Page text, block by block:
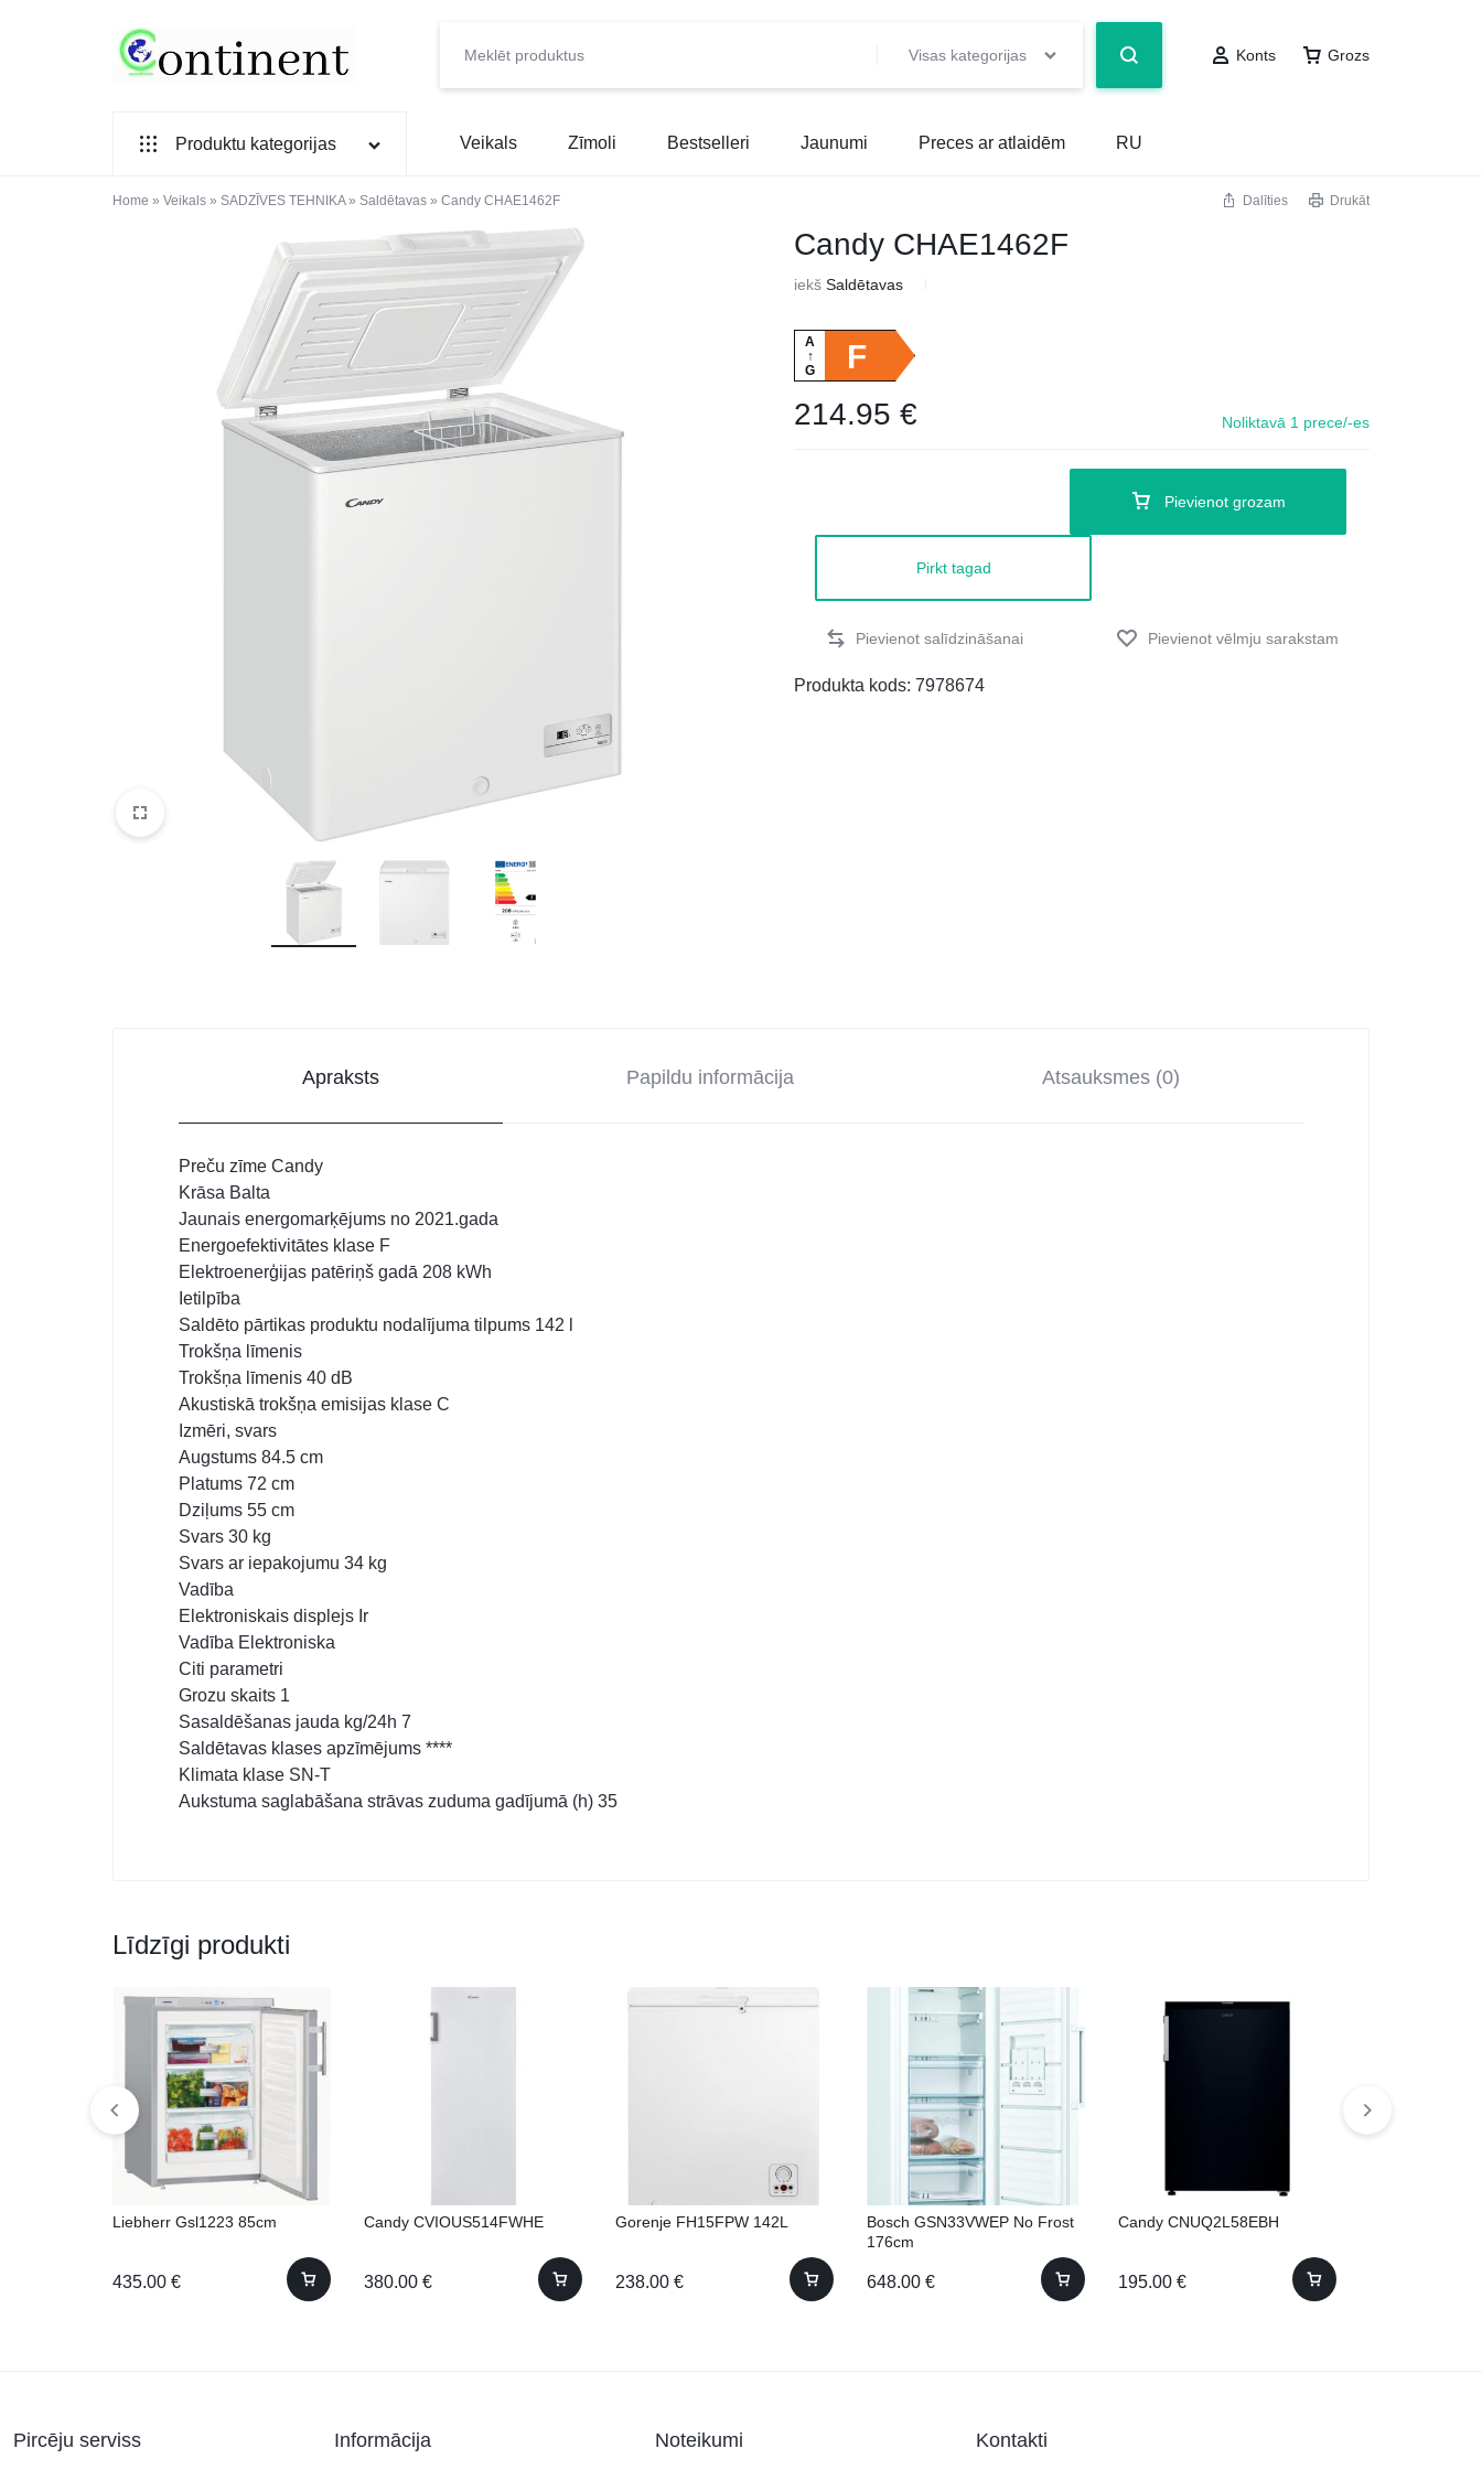
PREČU
INTERNETVEIKALS
Visas kategorijas Konts Grozs
Produktu kategorijas
SADZĪVES TEHNIKA
IEBŪVĒJAMĀ TEHNIKA
MAZĀ SADZĪVES TEHNIKA
ELEKTRONIKA, TV
VIEDPULKSTEŅI
SKAISTUMAM UN VESELĪBAI
Veikals Zīmoli Bestselleri Jaunumi Preces ar atlaidēm RU
Home » Veikals » SADZĪVES TEHNIKA» Saldētavas » Candy CHAE1462F Dalīties Drukāt
Candy CHAE1462F
iekšSaldētavas
A
↑
G
F
214.95€ Noliktavā 1 prece/-es
Pievienot grozam
Pirkt tagad
Produkta kods:7978674
Apraksts Papildu informācija Atsauksmes (0)
Preču zīme Candy
Krāsa Balta
Jaunais energomarķējums no 2021.gada
Energoefektivitātes klase F
Elektroenerģijas patēriņš gadā 208 kWh
Ietilpība
Saldēto pārtikas produktu nodalījuma tilpums 142 l
Trokšņa līmenis
Trokšņa līmenis 40 dB
Akustiskā trokšņa emisijas klase C
Izmēri, svars
Augstums 84.5 cm
Platums 72 cm
Dziļums 55 cm
Svars 30 kg
Svars ar iepakojumu 34 kg
Vadība
Elektroniskais displejs Ir
Vadība Elektroniska
Citi parametri
Grozu skaits 1
Sasaldēšanas jauda kg/24h 7
Saldētavas klases apzīmējums ****
Klimata klase SN-T
Aukstuma saglabāšana strāvas zuduma gadījumā (h) 35
Līdzīgi produkti
Liebherr Gsl1223 85cm
435.00 €
Candy CVIOUS514FWHE
380.00 €
Gorenje FH15FPW 142L
238.00 €
Bosch GSN33VWEP No Frost
176cm
648.00 €
Candy CNUQ2L58EBH
195.00 €
Pircēju serviss Informācija Noteikumi Kontakti